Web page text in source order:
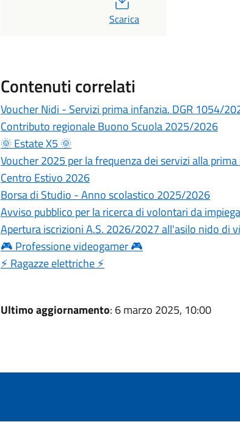
Scarica
Contenuti correlati
Voucher Nidi - Servizi prima infanzia. DGR 1054/
Contributo regionale Buono Scuola 2025/2026
🌞 Estate X5 🌞
Voucher 2025 per la frequenza dei servizi alla
Centro Estivo 2026
Borsa di Studio - Anno scolastico 2025/2026
Avviso pubblico per la ricerca di volontari da
Apertura iscrizioni A.S. 2026/2027 all'asilo nido di
🎮 Professione videogamer 🎮
⚡ Ragazze elettriche ⚡
Ultimo aggiornamento: 6 marzo 2025, 10:00